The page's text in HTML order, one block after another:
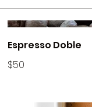
Espresso Doble
$50